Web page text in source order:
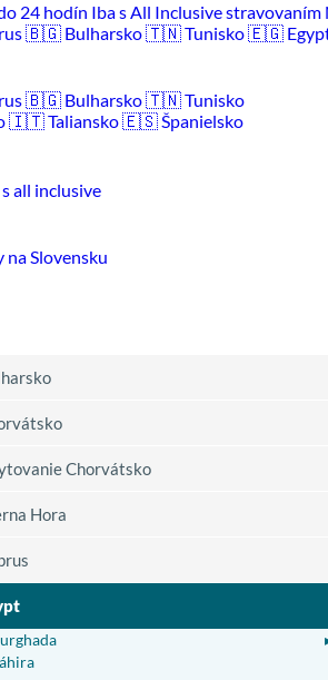
24 hodín Iba s All Inclusive stravovaním
🇧🇬 Bulharsko🇹🇳 Tunisko🇪🇬
🇧🇬 Bulharsko🇹🇳 Tunisko
🇮🇹 Taliansko🇪🇸 Španielsko
all inclusive
na Slovensku
Chorvátsko
Hora